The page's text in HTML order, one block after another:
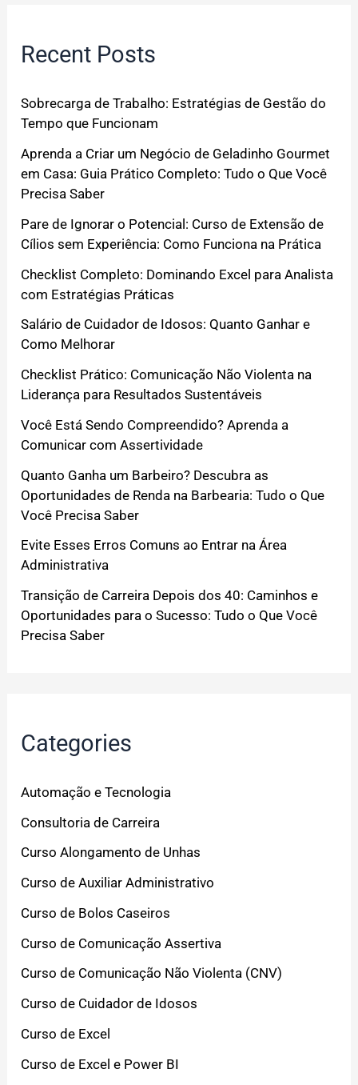
Recent Posts
Sobrecarga de Trabalho: Estratégias de Gestão do
Tempo que Funcionam
Aprenda a Criar um Negócio de Geladinho Gourmet
em Casa: Guia Prático Completo: Tudo o Que Você
Precisa Saber
Pare de Ignorar o Potencial: Curso de Extensão de
Cílios sem Experiência: Como Funciona na Prática
Checklist Completo: Dominando Excel para Analista
com Estratégias Práticas
Salário de Cuidador de Idosos: Quanto Ganhar e
Como Melhorar
Checklist Prático: Comunicação Não Violenta na
Liderança para Resultados Sustentáveis
Você Está Sendo Compreendido? Aprenda a
Comunicar com Assertividade
Quanto Ganha um Barbeiro? Descubra as
Oportunidades de Renda na Barbearia: Tudo o Que
Você Precisa Saber
Evite Esses Erros Comuns ao Entrar na Área
Administrativa
Transição de Carreira Depois dos 40: Caminhos e
Oportunidades para o Sucesso: Tudo o Que Você
Precisa Saber
Categories
Automação e Tecnologia
Consultoria de Carreira
Curso Alongamento de Unhas
Curso de Auxiliar Administrativo
Curso de Bolos Caseiros
Curso de Comunicação Assertiva
Curso de Comunicação Não Violenta (CNV)
Curso de Cuidador de Idosos
Curso de Excel
Curso de Excel e Power BI